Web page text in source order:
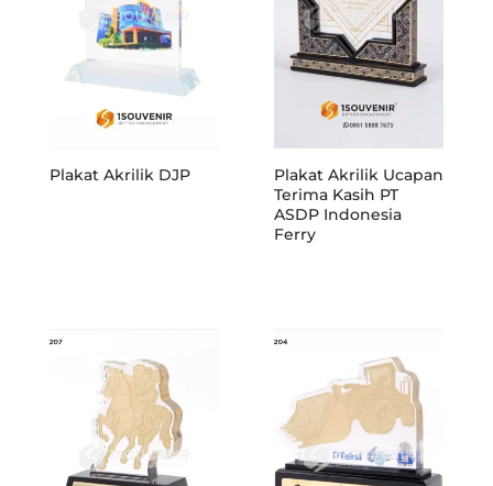
Plakat Akrilik DJP
Plakat Akrilik Ucapan
Terima Kasih PT
ASDP Indonesia
Ferry